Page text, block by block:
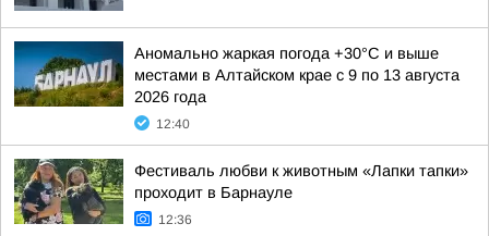
Аномально жаркая погода +30°С и выше
местами в Алтайском крае с 9 по 13 августа
2026 года
12:40
Фестиваль любви к животным «Лапки тапки»
проходит в Барнауле
12:36